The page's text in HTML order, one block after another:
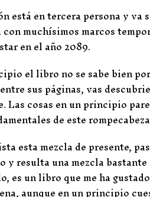
está en tercera persona y va
muchísimos marcos
en el año 2089.
el libro no se sabe bien
sus páginas, vas
Las cosas en un principio
de este
esta mezcla de presente,
y resulta una mezcla
es un libro que me ha
aunque en un principio